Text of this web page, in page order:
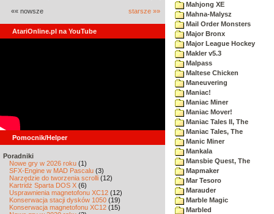
«« nowsze starsze »»
AtariOnline.pl na YouTube
Pomocnik/Helper
Poradniki
Nowe gry w 2026 roku (1)
SFX-Engine w MAD Pascalu (3)
Narzędzie do tworzenia scrolli (12)
Kartridż Sparta DOS X (6)
Usprawnienia magnetofonu XC12 (12)
Konserwacja stacji dysków 1050 (19)
Konserwacja magnetofonu XC12 (15)
Mahjong XE
Mahna-Malysz
Mail Order Monsters
Major Bronx
Major League Hockey
Makler v5.3
Malpass
Maltese Chicken
Maneuvering
Maniac!
Maniac Miner
Maniac Mover!
Maniac Tales II, The
Maniac Tales, The
Manic Miner
Mankala
Mansbie Quest, The
Mapmaker
Mar Tesoro
Marauder
Marble Magic
Marbled